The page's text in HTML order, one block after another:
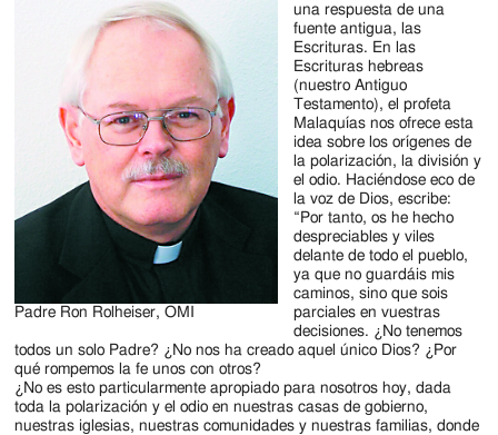
Padre Ron Rolheiser, OMI
una respuesta de una
fuente antigua, las
Escrituras. En las
Escrituras hebreas
(nuestro Antiguo
Testamento), el profeta
Malaquías nos ofrece esta
idea sobre los orígenes de
la polarización, la división y
el odio. Haciéndose eco de
la voz de Dios, escribe:
“Por tanto, os he hecho
despreciables y viles
delante de todo el pueblo,
ya que no guardáis mis
caminos, sino que sois
parciales en vuestras
decisiones. ¿No tenemos
todos un solo Padre? ¿No nos ha creado aquel único Dios? ¿Por
qué rompemos la fe unos con otros?
¿No es esto particularmente apropiado para nosotros hoy, dada
toda la polarización y el odio en nuestras casas de gobierno,
nuestras iglesias, nuestras comunidades y nuestras familias, donde